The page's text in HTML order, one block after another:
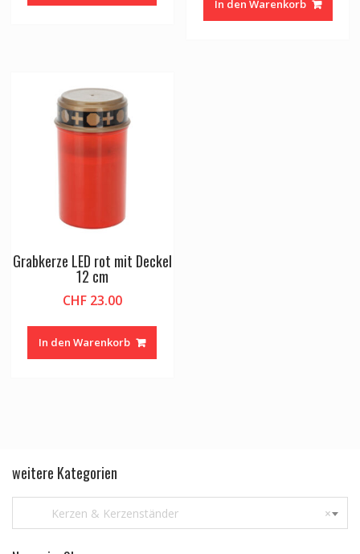
In den Warenkorb
Grabkerze LED rot mit Deckel
12 cm
CHF23.00
In den Warenkorb
weitere Kategorien
×
Kerzen & Kerzenständer